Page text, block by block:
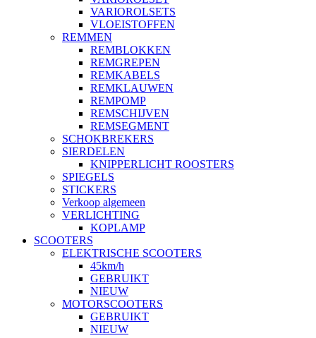
VARIOROLSETS
VLOEISTOFFEN
REMMEN
REMBLOKKEN
REMGREPEN
REMKABELS
REMKLAUWEN
REMPOMP
REMSCHIJVEN
REMSEGMENT
SCHOKBREKERS
SIERDELEN
KNIPPERLICHT ROOSTERS
SPIEGELS
STICKERS
Verkoop algemeen
VERLICHTING
KOPLAMP
SCOOTERS
ELEKTRISCHE SCOOTERS
45km/h
GEBRUIKT
NIEUW
MOTORSCOOTERS
GEBRUIKT
NIEUW